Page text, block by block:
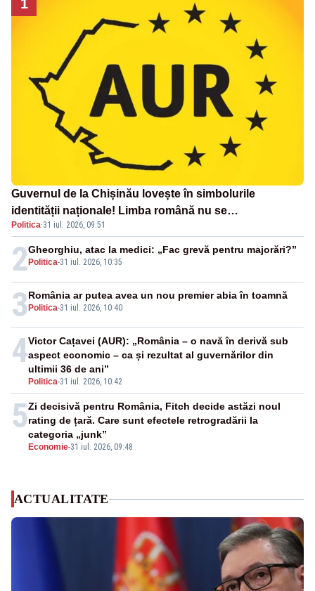
1
Guvernul de la Chișinău lovește în simbolurile
identității naționale! Limba română nu se
economisește! Limba română se sărbătorește!
Politica·31 iul. 2026, 09:51
2 Politica-31 iul. 2026, 10:35
Gheorghiu, atac la medici: „Fac grevă pentru majorări?”
3 Politica-31 iul. 2026, 10:40
România ar putea avea un nou premier abia în toamnă
4
Politica-31 iul. 2026, 10:42
Victor Cațavei (AUR): „România – o navă în derivă sub
aspect economic – ca și rezultat al guvernărilor din
ultimii 36 de ani”
5
Economie-31 iul. 2026, 09:48
Zi decisivă pentru România, Fitch decide astăzi noul
rating de țară. Care sunt efectele retrogradării la
categoria „junk”
ACTUALITATE